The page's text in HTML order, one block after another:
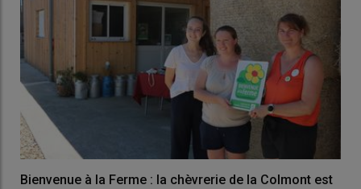
Bienvenue à la Ferme : la chèvrerie de la Colmont est